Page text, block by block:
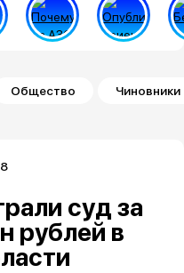
Общество
суд за
рублей в